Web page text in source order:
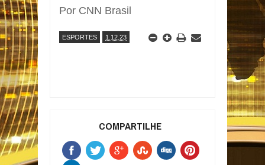
Por CNN Brasil
ESPORTES 1.12.23
COMPARTILHE